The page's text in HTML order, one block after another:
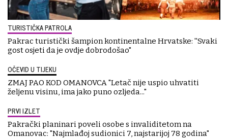
TURISTIČKA PATROLA
Pakrac turistički šampion kontinentalne Hrvatske: ''Svaki
gost osjeti da je ovdje dobrodošao"
OČEVID U TIJEKU
ZMAJ PAO KOD OMANOVCA "Letač nije uspio uhvatiti
željenu visinu, ima jako puno ozljeda..."
PRVI IZLET
Pakrački planinari poveli osobe s invaliditetom na
Omanovac: "Najmlađoj sudionici 7, najstarijoj 78 godina"